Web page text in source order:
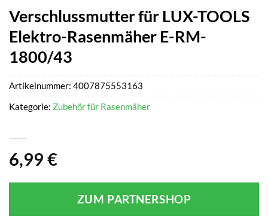
Verschlussmutter für LUX-TOOLS
Elektro-Rasenmäher E-RM-
1800/43
6,99 €
ZUM PARTNERSHOP
Artikelnummer: 4007875553163
Kategorie: Zubehör für Rasenmäher